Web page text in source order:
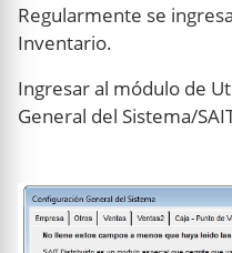
Regularmente se
Inventario.
Ingresar al módulo de
General del Sistema/